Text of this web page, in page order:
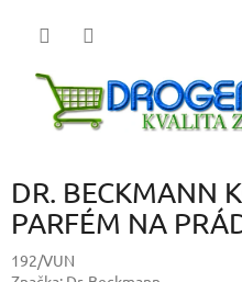
DR. BECKMANN
PARFÉM NA
192/VUN